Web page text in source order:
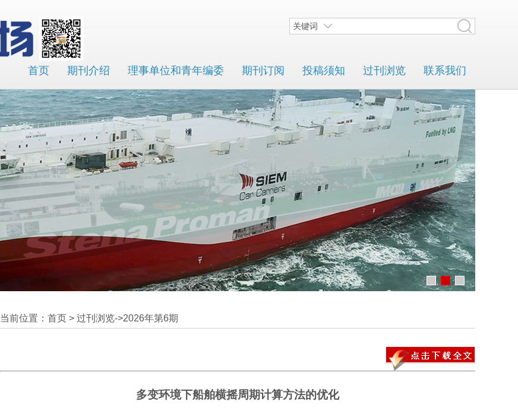
首页 期刊介绍 理事单位和青年编委 期刊订阅 投稿须知 过刊浏览 联系我们
关键词
当前位置：首页 > 过刊浏览->2026年第6期
多变环境下船舶横摇周期计算方法的优化